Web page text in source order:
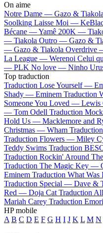
On aime
Notre Dame — Gazo & Tiakola
Soolking Laisse Moi —
Bécane —Yamê 200K —
— Tiakola Outro — Gazo &
— Gazo & Tiakola Overdrive
La League — Werenoi Celui
— PLK No love — Ninho
Top traduction
Traduction Lose Yourself —
Shady — Eminem Traduction
Someone You Loved — Lewis
— Tom Odell Traduction
Hold Us — Macklemore and
Christmas — Wham
Traduction Flowers — Miley
Teddy Swims Traduction
Traduction Rockin' Around
Traduction The Magic Key —
Eminem Traduction What
Traduction Special — Dave &
Red — Doja Cat Traduction
Mariah Carey Traduction
HP mobile
A B C D E F G H I J K L M N